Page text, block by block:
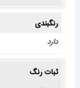
رنگبندی
دارد
ثبات رنگ